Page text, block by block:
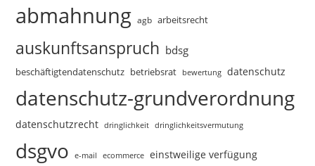
abmahnung agb arbeitsrecht
auskunftsanspruch bdsg
beschäftigtendatenschutz betriebsrat bewertung datenschutz
datenschutz-grundverordnung
datenschutzrecht dringlichkeit dringlichkeitsvermutung
dsgvo e-mail ecommerce einstweilige verfügung